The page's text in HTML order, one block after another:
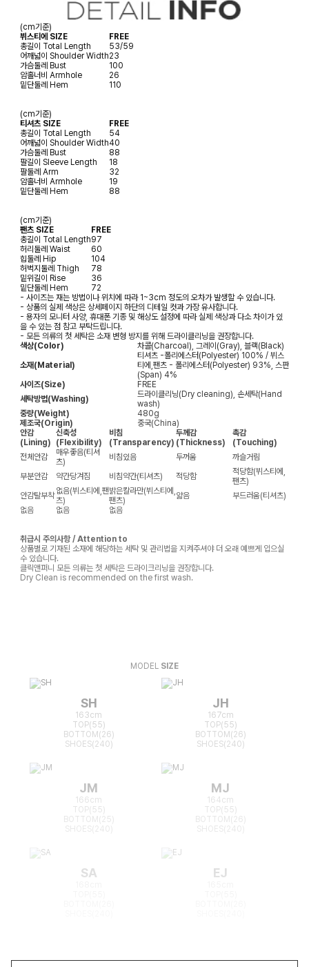
(cm기준)
뷔스티에 SIZE
FREE
총길이 Total Length
53/59
어깨넓이 Shoulder Width23
가슴둘레 Bust
100
암홀너비 Armhole
26
밑단둘레 Hem 110
(cm기준)
티셔츠 SIZE
FREE
총길이 Total Length
54
어깨넓이 Shoulder Width40
가슴둘레 Bust
88
팔길이 Sleeve Length
18
팔둘레 Arm
32
암홀너비 Armhole
19
밑단둘레 Hem 88
(cm기준)
팬츠 SIZE
FREE
총길이 Total Length97
허리둘레 Waist
60
힙둘레 Hip
104
허벅지둘레 Thigh
78
밑위길이 Rise
36
밑단둘레 Hem
72
- 사이즈는 재는 방법이나 위치에 따라 1~3cm 정도의 오차가 발생할 수 있습니다.
- 상품의 실제 색상은 상세페이지 하단의 디테일 컷과 가장 유사합니다.
- 용자의 모니터 사양, 휴대폰 기종 및 해상도 설정에 따라 실제 색상과 다소 차이가 있
을 수 있는 점 참고 부탁드립니다.
- 모든 의류의 첫 세탁은 소재 변형 방지를 위해 드라이클리닝을 권장합니다.
색상(Color)
차콜(Charcoal), 그레이(Gray), 블랙(Black)
소재(Material)
티셔츠 -폴리에스터(Polyester) 100% / 뷔스
티에,팬츠 - 폴리에스터(Polyester) 93%, 스판
(Span) 4%
사이즈(Size)
FREE
세탁방법(Washing)
드라이클리닝(Dry cleaning), 손세탁(Hand
wash)
중량(Weight)
480g
제조국(Origin)
중국(China)
안감
(Lining)
신축성
(Flexibility)
비침
(Transparency)
두께감
(Thickness)
촉감
(Touching)
전체안감
매우좋음(티셔
츠)
비침있음 두꺼움
까슬거림
부분안감
약간당겨짐 비침약간(티셔츠) 적당함
적당함(뷔스티에,
팬츠)
안감탈부착 없음(뷔스티에,팬
츠)
밝은칼라만(뷔스티에,
팬츠)
얇음
부드러움(티셔츠)
없음
없음 없음
취급시 주의사항 / Attention to
상품별로 기재된 소재에 해당하는 세탁 및 관리법을 지켜주셔야 더 오래 예쁘게 입으실
수 있습니다.
클릭앤퍼니 모든 의류는 첫 세탁은 드라이크리닝을 권장합니다.
Dry Clean is recommended on the first wash.
MODEL SIZE
SH
163cm
TOP(55)
BOTTOM(26)
SHOES(240)
JH
167cm
TOP(55)
BOTTOM(26)
SHOES(240)
JM
166cm
TOP(55)
BOTTOM(25)
MJ
164cm
TOP(55)
BOTTOM(26)
SA EJ